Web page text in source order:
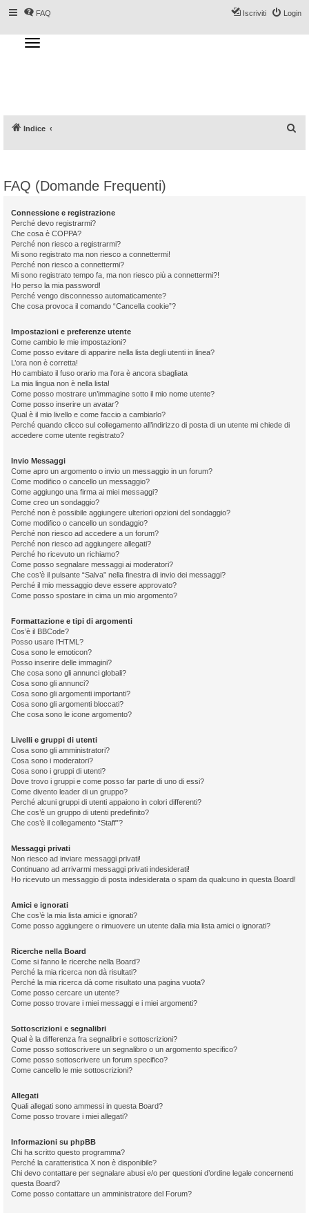
FAQ Login
Iscriviti
T
o
g
a
t
Indice
FAQ (Domande Frequenti)
Connessione e registrazione
Perché devo registrarmi?
Che cosa è COPPA?
Perché non riesco a registrarmi?
Mi sono registrato ma non riesco a connettermi!
Perché non riesco a connettermi?
Mi sono registrato tempo fa, ma non riesco più a connettermi?!
Ho perso la mia password!
Perché vengo disconnesso automaticamente?
Che cosa provoca il comando “Cancella cookie”?
Impostazioni e preferenze utente
Come cambio le mie impostazioni?
Come posso evitare di apparire nella lista degli utenti in linea?
L’ora non è corretta!
Ho cambiato il fuso orario ma l’ora è ancora sbagliata
La mia lingua non è nella lista!
Come posso mostrare un’immagine sotto il mio nome utente?
Come posso inserire un avatar?
Qual è il mio livello e come faccio a cambiarlo?
Perché quando clicco sul collegamento all’indirizzo di posta di un utente mi chiede di
accedere come utente registrato?
Invio Messaggi
Come apro un argomento o invio un messaggio in un forum?
Come modifico o cancello un messaggio?
Come aggiungo una firma ai miei messaggi?
Come creo un sondaggio?
Perché non è possibile aggiungere ulteriori opzioni del sondaggio?
Come modifico o cancello un sondaggio?
Perché non riesco ad accedere a un forum?
Perché non riesco ad aggiungere allegati?
Perché ho ricevuto un richiamo?
Come posso segnalare messaggi ai moderatori?
Che cos’è il pulsante “Salva” nella finestra di invio dei messaggi?
Perché il mio messaggio deve essere approvato?
Come posso spostare in cima un mio argomento?
Formattazione e tipi di argomenti
Cos’è il BBCode?
Posso usare l’HTML?
Cosa sono le emoticon?
Posso inserire delle immagini?
Che cosa sono gli annunci globali?
Cosa sono gli annunci?
Cosa sono gli argomenti importanti?
Cosa sono gli argomenti bloccati?
Che cosa sono le icone argomento?
Livelli e gruppi di utenti
Cosa sono gli amministratori?
Cosa sono i moderatori?
Cosa sono i gruppi di utenti?
Dove trovo i gruppi e come posso far parte di uno di essi?
Come divento leader di un gruppo?
Perché alcuni gruppi di utenti appaiono in colori differenti?
Che cos’è un gruppo di utenti predefinito?
Che cos’è il collegamento “Staff”?
Messaggi privati
Non riesco ad inviare messaggi privati!
Continuano ad arrivarmi messaggi privati indesiderati!
Ho ricevuto un messaggio di posta indesiderata o spam da qualcuno in questa Board!
Amici e ignorati
Che cos’è la mia lista amici e ignorati?
Come posso aggiungere o rimuovere un utente dalla mia lista amici o ignorati?
Ricerche nella Board
Come si fanno le ricerche nella Board?
Perché la mia ricerca non dà risultati?
Perché la mia ricerca dà come risultato una pagina vuota?
Come posso cercare un utente?
Come posso trovare i miei messaggi e i miei argomenti?
Sottoscrizioni e segnalibri
Qual è la differenza fra segnalibri e sottoscrizioni?
Come posso sottoscrivere un segnalibro o un argomento specifico?
Come posso sottoscrivere un forum specifico?
Come cancello le mie sottoscrizioni?
Allegati
Quali allegati sono ammessi in questa Board?
Come posso trovare i miei allegati?
Informazioni su phpBB
Chi ha scritto questo programma?
Perché la caratteristica X non è disponibile?
Chi devo contattare per segnalare abusi e/o per questioni d’ordine legale concernenti
questa Board?
Come posso contattare un amministratore del Forum?